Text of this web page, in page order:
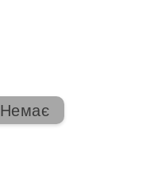
Немає